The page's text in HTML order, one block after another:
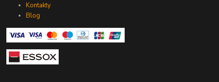
Kontakty
Blog